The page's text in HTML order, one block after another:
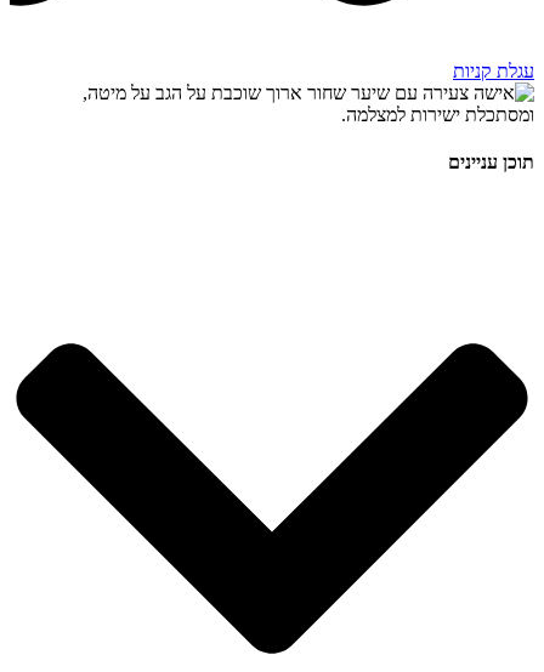
עגלת קניות
תוכן עניינים